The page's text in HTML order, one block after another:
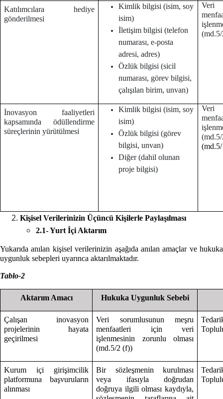
Katılımcılara hediye
gönderilmesi
Kimlik bilgisi (isim, soy
isim)
İletişim bilgisi (telefon
numarası, e-posta
adresi, adres)
Özlük bilgisi (sicil
numarası, görev bilgisi,
çalışılan birim, unvan)
Veri
İnovasyon faaliyetleri
kapsamında ödüllendirme
süreçlerinin yürütülmesi
Kimlik bilgisi (isim, soy
isim)
Özlük bilgisi (görev
bilgisi, unvan)
Diğer (dahil olunan
proje bilgisi)
Veri
Kişisel Verilerinizin Üçüncü Kişilerle Paylaşılması
2.1- Yurt İçi Aktarım
Yukarıda anılan kişisel verilerinizin aşağıda anılan amaçlar ve hukuka
uygunluk sebepleri uyarınca aktarılmaktadır.
Tablo-2
Aktarım Amacı Hukuka Uygunluk Sebebi
Çalışan inovasyon
projelerinin hayata
geçirilmesi
Veri sorumlusunun meşru
menfaatleri için veri
işlenmesinin zorunlu olması
(md.5/2 (f))
Kurum içi girişimcilik
platformuna başvuruların
alınması
Bir sözleşmenin kurulması
veya ifasıyla doğrudan
doğruya ilgili olması kaydıyla,